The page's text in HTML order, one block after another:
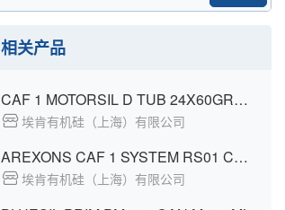
相关产品
CAF 1 MOTORSIL D TUB 24X60GR+ASTUCCI
埃肯有机硅（上海）有限公司
AREXONS CAF 1 SYSTEM RS01 CTG 12X310ML
埃肯有机硅（上海）有限公司